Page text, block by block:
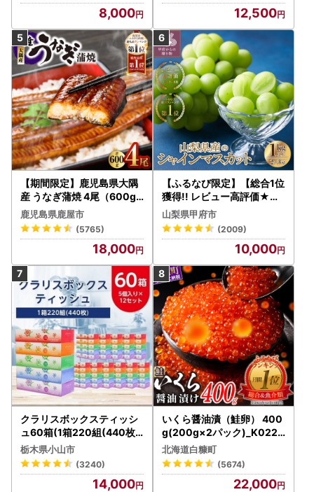
8,000 12,500
【期間限定】鹿児島県大隅
産 うなぎ蒲焼 4尾（600g
） KN007-004-04-cp18
うなぎ 鰻 魚 惣菜 総菜
鹿児島県鹿屋市
(5765)
18,000
【ふるなび限定】【総合1位
獲得!! レビュー高評価★】
〈2026年度配送分〉山梨
県産 シャインマスカット 2
～3房（1.0kg以上）シャイ
ン フルーツ FN-Limited-S
P
山梨県甲府市
(2009)
10,000
クラリスボックスティッシ
ュ60箱(1箱220組(440枚))
(5個入り×12セット)【配送
不可地域：離島・沖縄県】
【1256759】
栃木県小山市
(3240)
14,000
いくら醤油漬（鮭卵） 400
g(200g×2パック)_K022-
1676
北海道白糠町
(5674)
22,000